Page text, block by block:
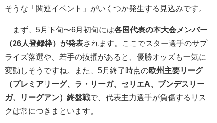
そうな「関連イベント」がいくつか発生する見込みです。
まず、5月下旬〜6月初旬には各国代表の本大会メンバー
（26人登録枠）が発表されます。ここでスター選手のサプ
ライズ落選や、若手の抜擢があると、優勝オッズも一気に
変動しそうですね。また、5月終了時点の欧州主要リーグ
（プレミアリーグ、ラ・リーガ、セリエA、ブンデスリー
ガ、リーグアン）終盤戦で、代表主力選手が負傷するリス
クは常につきまといます。